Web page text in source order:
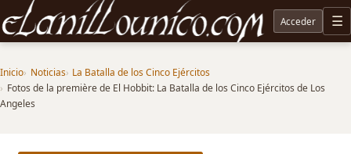
Noticias sobre Tolkien: El Señor de los Anillos, Los Anillos de Poder, La Caza de Gollum, la
Acceder
Inicio Noticias La Batalla de los Cinco Ejércitos
Fotos de la première de El Hobbit: La Batalla de los Cinco Ejércitos de Los
Angeles